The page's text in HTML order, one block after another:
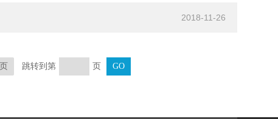
2018-11-26
跳转到第 页